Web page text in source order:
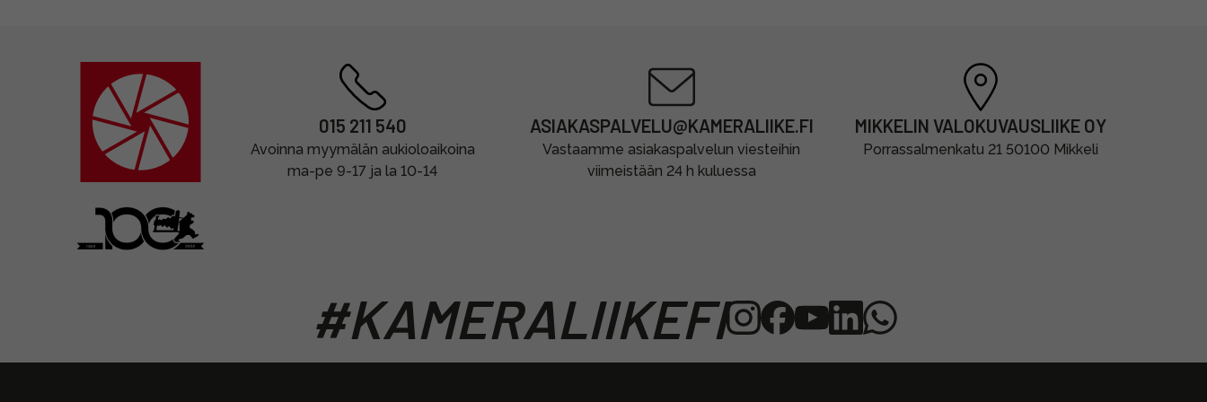
015 211 540
Avoinna myymälän aukioloaikoina
ma-pe 9-17 ja la 10-14
ASIAKASPALVELU@KAMERALIIKE.FI
Vastaamme asiakaspalvelun viesteihin
viimeistään 24 h kuluessa
MIKKELIN VALOKUVAUSLIIKE OY
Porrassalmenkatu 21 50100 Mikkeli
#KAMERALIIKEFI